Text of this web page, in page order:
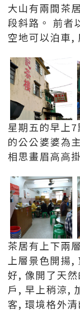
大山有兩間茶
段斜路。 前者
空地可以泊車,
星期五的早上
的公公婆婆為
相思畫眉高高
茶居有上下兩
上層景色開揚,
好, 像開了天
戶, 早上稍涼,
客, 環境格外清